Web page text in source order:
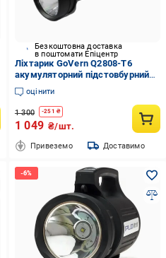
Безкоштовна доставка
в поштомати Епіцентр
Ліхтарик GoVern Q2808-T6
акумуляторний підстовбурний
вологозахищений Чорний (GV-
1035)
оцінити
1 300 -251 ₴
1 049 ₴/шт.
Привеземо Доставимо